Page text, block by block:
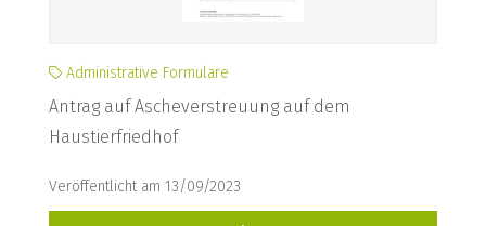
Administrative Formulare
Antrag auf Ascheverstreuung auf dem
Haustierfriedhof
Veröffentlicht am 13/09/2023